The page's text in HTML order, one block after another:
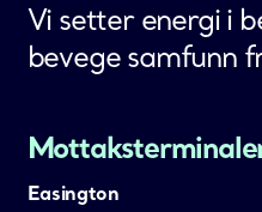
Vi setter energi i
bevege samfunn
Easington